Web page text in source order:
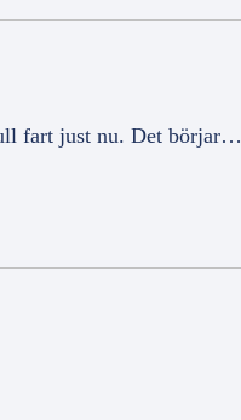
fart just nu. Det börjar…